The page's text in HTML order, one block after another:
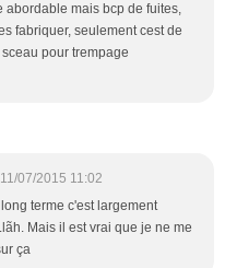
abordable mais bcp de fuites,
fabriquer, seulement cest de
pour trempage
11/07/2015 11:02
terme c'est largement
Mais il est vrai que je ne me
ça